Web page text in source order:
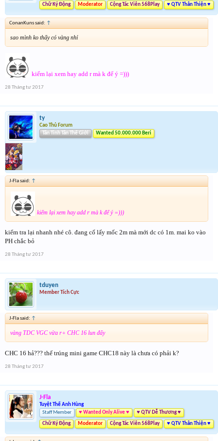
Chữ Ký Động Moderator Cộng Tác Viên 568Play ♥ QTV Thân Thiện ♥
ConanKuns said: ↑
sao mình ko thấy có vàng nhỉ
kiếm lại xem hay add r mà k để ý =)))
28 Tháng tư 2017
ty
Cao Thủ Forum
Tân Tinh Tân Thế Giới
Wanted 50.000.000 Beri
J-Fla said: ↑
kiếm lại xem hay add r mà k để ý =)))
kiểm tra lại nhanh nhé cô. đang cố lấy mốc 2m mà mới dc có 1m. mai ko vào
PH chắc bỏ
28 Tháng tư 2017
tduyen
Member Tích Cực
J-Fla said: ↑
vàng TDC VGC vừa r+ CHC 16 lun đấy
CHC 16 hả??? thế trúng mini game CHC18 này là chưa có phải k?
28 Tháng tư 2017
J-Fla
Tuyệt Thế Anh Hùng
Staff Member
♥ Wanted Only Alive ♥ ♥ QTV Dễ Thương ♥
Chữ Ký Động Moderator Cộng Tác Viên 568Play ♥ QTV Thân Thiện ♥